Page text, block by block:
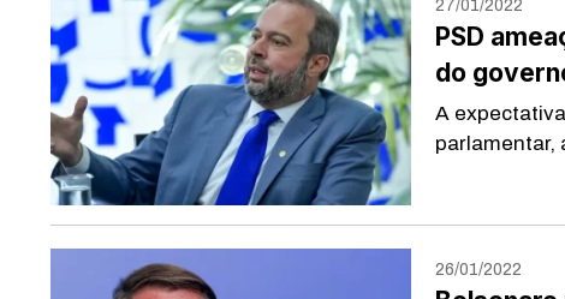
27/01/2022
PSD
do
A
parlamentar,
26/01/2022